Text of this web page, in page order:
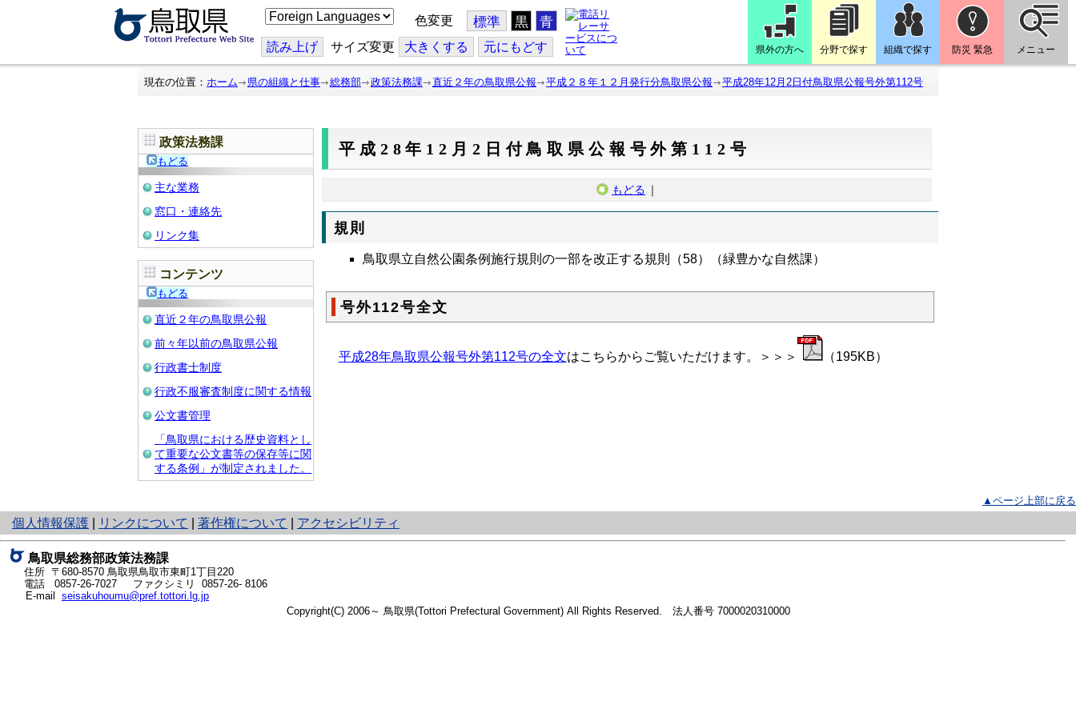
こ
の
ジ
を
翻
色変更 標準 黒 青
読み上げ サイズ変更 大きくする 元にもどす 県外の方へ 分野で探す 組織で探す 防災 緊急 メニュー
現在の位置： ホーム 県の組織と仕事 総務部 政策法務課 直近２年の鳥取県公報 平成２８年１２月発行分鳥取県公報 平成28年12月2日付鳥取県公報号外第112号
政策法務課
もどる
主な業務
窓口・連絡先
リンク集
コンテンツ
もどる
直近２年の鳥取県公報
前々年以前の鳥取県公報
行政書士制度
行政不服審査制度に関する情報
公文書管理
「鳥取県における歴史資料とし
て重要な公文書等の保存等に関
する条例」が制定されました。
平成28年12月2日付鳥取県公報号外第112号
もどる ｜
規則
鳥取県立自然公園条例施行規則の一部を改正する規則（58）（緑豊かな自然課）
号外112号全文
平成28年鳥取県公報号外第112号の全文はこちらからご覧いただけます。＞＞＞ （195KB）
▲ページ上部に戻る
個人情報保護
と
り
ネ
ッ
ト
へ
リンクについて 著作権について アクセシビリティ
鳥取県総務部政策法務課
住所 〒680-8570 鳥取県鳥取市東町1丁目220
電話 0857-26-7027
ファクシミリ 0857-26- 8106
E-mail seisakuhoumu@pref.tottori.lg.jp
Copyright(C) 2006～ 鳥取県(Tottori Prefectural Government) All Rights Reserved. 法人番号 7000020310000